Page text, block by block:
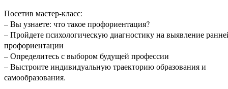
Посетив мастер-класс:
– Вы узнаете: что такое профориентация?
– Пройдете психологическую диагностику на выявление
профориентации
– Определитесь с выбором будущей профессии
– Выстроите индивидуальную траекторию образования и
самообразования.